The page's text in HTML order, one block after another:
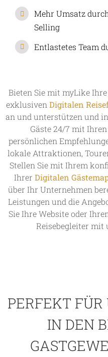
Mehr Umsatz
Selling
Entlastetes Team
Bieten Sie mit myLike
exklusivenDigitalen
an und unterstützen und
Gäste 24/7 mit
persönlichen
lokale Attraktionen,
Stellen Sie mit Ihrem
Ihrer Digitalen
über Ihr Unternehmen
Leistungen und die
Sie Ihre Website oder
Reisebegleiter mit
PERFEKT
IN DEN